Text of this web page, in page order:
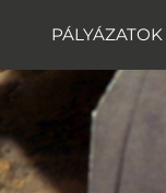
PÁLYÁZATOK